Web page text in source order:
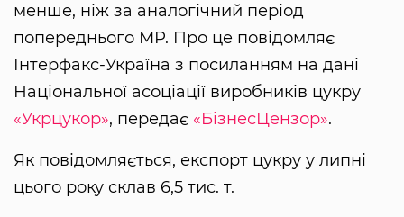
менше, ніж за аналогічний період
попереднього МР. Про це повідомляє
Інтерфакс-Україна з посиланням на дані
Національної асоціації виробників цукру
«Укрцукор», передає «БізнесЦензор».
Як повідомляється, експорт цукру у липні
цього року склав 6,5 тис. т.